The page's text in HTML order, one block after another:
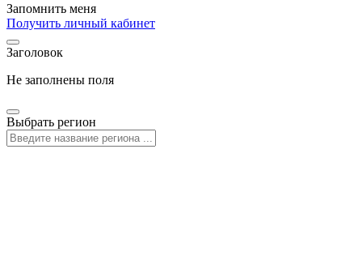
Запомнить меня
Получить личный кабинет
Заголовок
Не заполнены поля
Выбрать регион